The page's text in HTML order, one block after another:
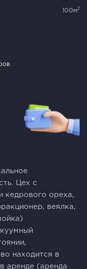
100м2
Цex c
кедрового оpeха,
веялкa,
находится в
аренде (аренда